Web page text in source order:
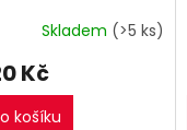
A
Skladem (>5 ks)
Kč
košíku